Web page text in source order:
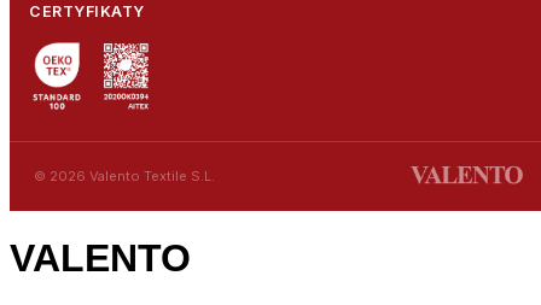
CERTYFIKATY
© 2026 Valento Textile S.L.
VALENTO